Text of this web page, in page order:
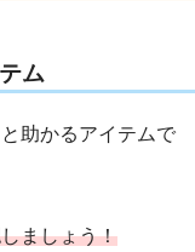
ム
助かるアイテムで
ましょう！